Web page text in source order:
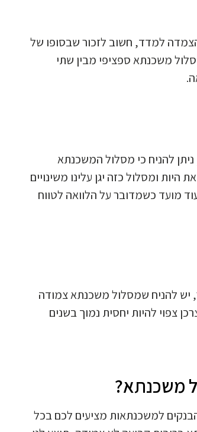
למדד, חשוב לזכור שבסופו של
משכנתא ספציפי מבין שתי
להניח כי מסלול המשכנתא
ומסלול כזה יגן עלינו משינויים
מועד כשמדובר על הלוואה לטווח
יש להניח שמסלול משכנתא צמודה
צפוי להיות יחסית נמוך בשנים
משכנתא?
למשכנתאות מציעים לכם בכל